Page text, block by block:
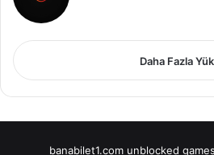
Daha Fazla
banabilet1.com unblocked games